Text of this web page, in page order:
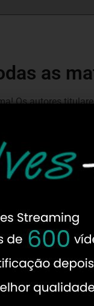
as
Os autores